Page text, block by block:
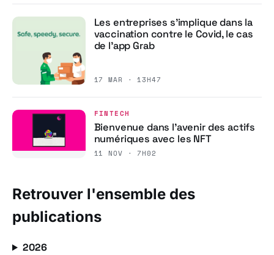
Les entreprises s’implique dans la
vaccination contre le Covid, le cas
de l’app Grab
17 MAR · 13H47
FINTECH
Bienvenue dans l’avenir des actifs
numériques avec les NFT
11 NOV · 7H02
Retrouver l'ensemble des
publications
2026